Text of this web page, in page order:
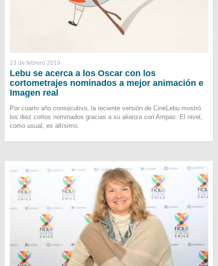
23 de febrero 2019
Lebu se acerca a los Oscar con los
cortometrajes nominados a mejor animación e
Imagen real
Por cuarto año consecutivo, la reciente versión de CineLebu mostró
los diez cortos nominados gracias a su alianza con Ampas. El nivel,
como usual, es altísimo.